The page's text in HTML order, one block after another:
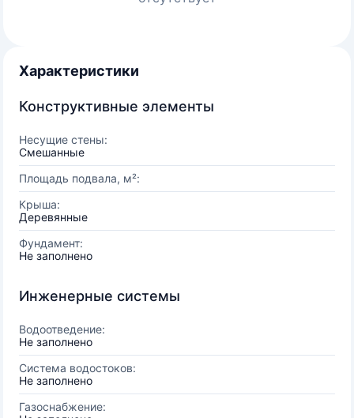
Характеристики
Конструктивные элементы
Несущие стены:
Смешанные
Площадь подвала, м²:
Крыша:
Деревянные
Фундамент:
Не заполнено
Инженерные системы
Водоотведение:
Не заполнено
Система водостоков:
Не заполнено
Газоснабжение: